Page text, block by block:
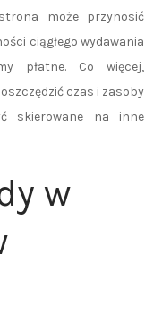
może przynosić
ciągłego wydawania
płatne. Co więcej,
czas i zasoby
skierowane na inne
w